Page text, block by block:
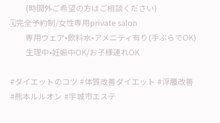
(時間外ご希望の方はご相談ください)
🗓️完全予約制/女性専用private salon
専用ウェア•飲料水•アメニティ有り(手ぶらでOK)
生理中•妊娠中OK/お子様連れOK
#ダイエットのコツ #体質改善ダイエット #浮腫改善
#熊本ルルオン #宇城市エステ